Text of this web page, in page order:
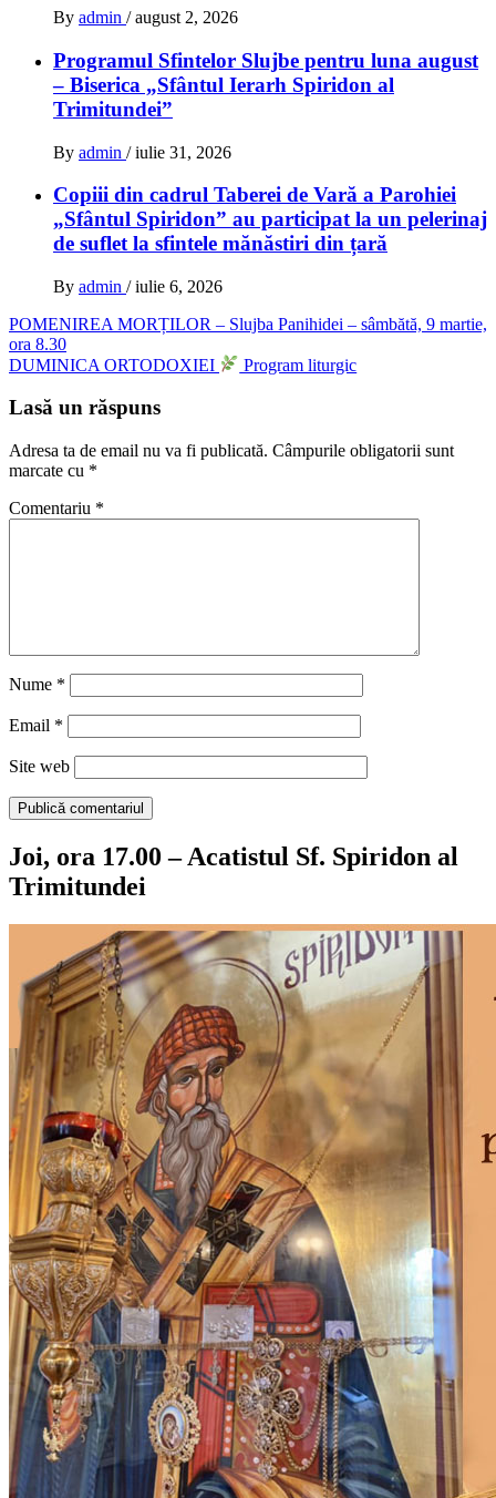
By admin / august 2, 2026
Programul Sfintelor Slujbe pentru luna august
– Biserica „Sfântul Ierarh Spiridon al
Trimitundei”
By admin / iulie 31, 2026
Copiii din cadrul Taberei de Vară a Parohiei
„Sfântul Spiridon” au participat la un pelerinaj
de suflet la sfintele mănăstiri din țară
By admin / iulie 6, 2026
Navigare
în
POMENIREA MORȚILOR – Slujba Panihidei – sâmbătă, 9 martie,
ora 8.30
DUMINICA ORTODOXIEI
Program liturgic
Lasă un răspuns
Adresa ta de email nu va fi publicată. Câmpurile obligatorii sunt
marcate cu *
Comentariu *
Nume *
Email *
Site web
Joi, ora 17.00 – Acatistul Sf. Spiridon al
Trimitundei